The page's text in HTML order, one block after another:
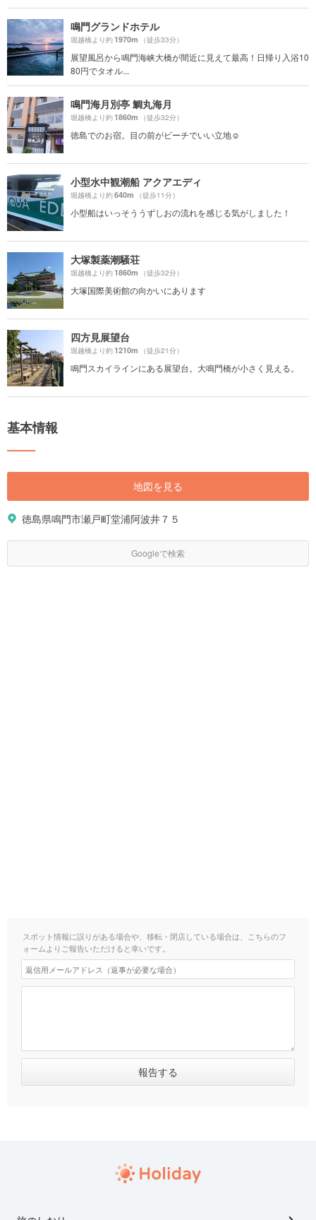
鳴門グランドホテル
堀越橋より約1970m （徒歩33分）
展望風呂から鳴門海峡大橋が間近に見えて最高！日帰り入浴10
80円でタオル...
鳴門海月別亭 鯛丸海月
堀越橋より約1860m （徒歩32分）
徳島でのお宿。目の前がビーチでいい立地☺︎
小型水中観潮船 アクアエディ
堀越橋より約640m （徒歩11分）
小型船はいっそううずしおの流れを感じる気がしました！
大塚製薬潮騒荘
堀越橋より約1860m （徒歩32分）
大塚国際美術館の向かいにあります
四方見展望台
堀越橋より約1210m （徒歩21分）
鳴門スカイラインにある展望台。大鳴門橋が小さく見える。
基本情報
地図を見る
徳島県鳴門市瀬戸町堂浦阿波井７５
Googleで検索
スポット情報に誤りがある場合や、移転・閉店している場合は、こちらのフ
ォームよりご報告いただけると幸いです。